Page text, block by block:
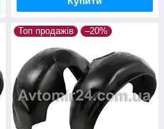
Топ продажів –20%